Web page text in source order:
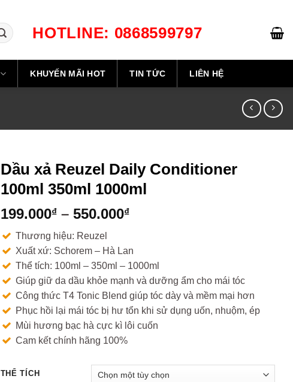
HOTLINE: 0868599797
KHUYẾN MÃI HOT TIN TỨC LIÊN HỆ
Dầu xả Reuzel Daily Conditioner
100ml 350ml 1000ml
199.000₫– 550.000₫
Thương hiệu: Reuzel
Xuất xứ: Schorem – Hà Lan
Thể tích: 100ml – 350ml – 1000ml
Giúp giữ da dầu khỏe mạnh và dưỡng ẩm cho mái tóc
Công thức T4 Tonic Blend giúp tóc dày và mềm mại hơn
Phục hồi lại mái tóc bị hư tổn khi sử dụng uốn, nhuộm, ép
Mùi hương bạc hà cực kì lôi cuốn
Cam kết chính hãng 100%
THỂ TÍCH